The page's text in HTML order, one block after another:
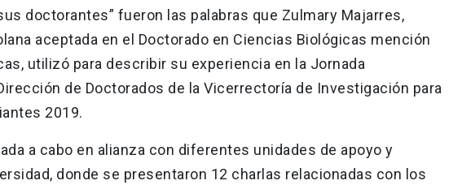
doctorantes” fueron las palabras que Zulmary Majarres,
aceptada en el Doctorado en Ciencias Biológicas mención
utilizó para describir su experiencia en la Jornada
de Doctorados de la Vicerrectoría de Investigación para
2019.
a cabo en alianza con diferentes unidades de apoyo y
donde se presentaron 12 charlas relacionadas con los